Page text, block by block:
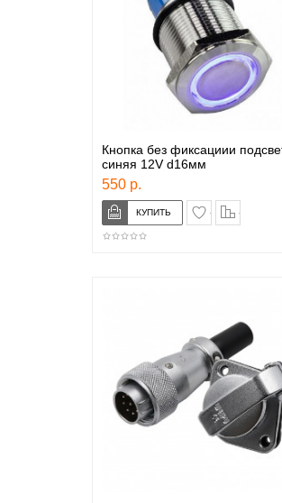
Кнопка без фиксациии
синяя 12V d16мм
550 р.
в закладки